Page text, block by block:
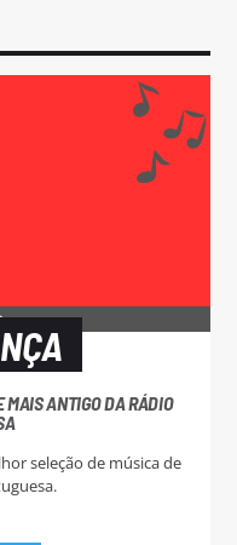
MAIS ANTIGO DA RÁDIO
seleção de música de